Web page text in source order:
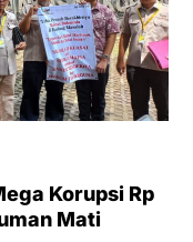
Korupsi Rp
Mati